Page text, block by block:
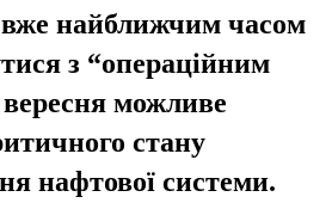
найближчим часом
з “операційним
можливе
стану
нафтової системи.